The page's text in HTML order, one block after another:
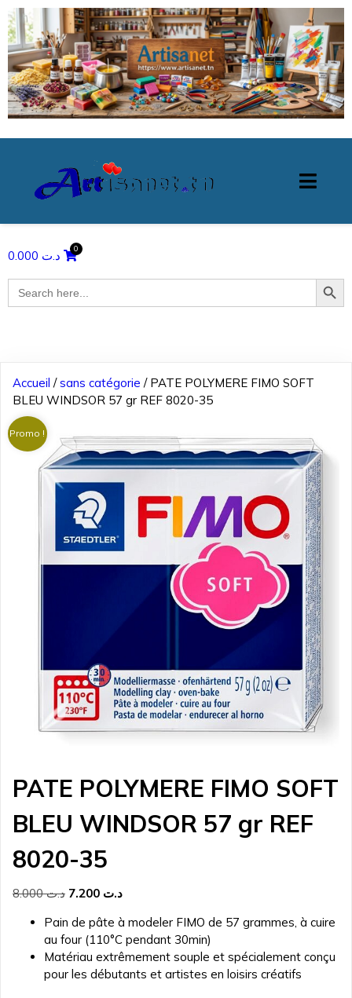
د.ت
Search
for:
Search Button
Accueil /sans catégorie / PATE POLYMERE FIMO SOFT
BLEU WINDSOR 57 gr REF 8020-35
Promo !
PATE POLYMERE FIMO SOFT
BLEU WINDSOR 57 gr REF
8020-35
د.ت8.000
Le
initial
était :
د.ت 8.000.
د.تLe
actuel
est :
د.ت 7.200.
Pain de pâte à modeler FIMO de 57 grammes, à cuire
au four (110°C pendant 30min)
Matériau extrêmement souple et spécialement conçu
pour les débutants et artistes en loisirs créatifs